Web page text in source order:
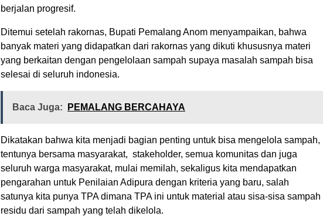
berjalan progresif.
Ditemui setelah rakornas, Bupati Pemalang Anom menyampaikan, bahwa
banyak materi yang didapatkan dari rakornas yang dikuti khususnya materi
yang berkaitan dengan pengelolaan sampah supaya masalah sampah bisa
selesai di seluruh indonesia.
Baca Juga: PEMALANG BERCAHAYA
Dikatakan bahwa kita menjadi bagian penting untuk bisa mengelola sampah,
tentunya bersama masyarakat, stakeholder, semua komunitas dan juga
seluruh warga masyarakat, mulai memilah, sekaligus kita mendapatkan
pengarahan untuk Penilaian Adipura dengan kriteria yang baru, salah
satunya kita punya TPA dimana TPA ini untuk material atau sisa-sisa sampah
residu dari sampah yang telah dikelola.